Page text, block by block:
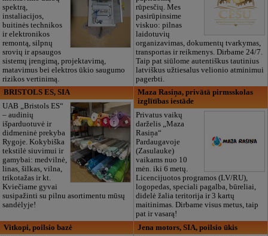
spektrą,
instaliacijos,
buitinės technikos
ir elektronikos
remontą, silpnų
srovių ir apsaugos
sistemų įrengimą, projektavimą,
matavimus bei elektros ūkio saugumo
rizikos vertinimą.
rūpesčių. Mes
pasirūpinsime
viskuo: pilnas
laidotuvių
organizavimas, dokumentų tvarkymas,
transportas ir reikmenys. Dirbame 24/7.
Taip pat siūlome autentiškus tautinius
latviškus užtiesalus velionio atminimui
pagerbti.
BRISTOLS ES, SIA
UAB „Bristols ES“
– audinių
išparduotuvė ir
didmeninė prekyba
Rygoje. Kokybiška
tekstilė siuvimui ir
gamybai: medvilnė,
linas, šilkas, vilna,
trikotažas ir kt.
Kviečiame gyvai
susipažinti su pilnu asortimentu mūsų
sandėlyje!
Maza Rasiņa, privātā pirmsskolas
izglītības iestāde
Privatus vaikų
darželis „Maza
Rasiņa“
Pardaugavoje
(Zasulauke)
vaikams nuo 10
mėn. iki 6 metų.
Licencijuotos programos (LV/RU),
logopedas, speciali pagalba, būreliai,
didelė žalia teritorija ir 3 kartų
maitinimas. Dirbame visus metus, taip
pat ir vasarą!
Vitkopi, poilsio bazė
Jena motors, SIA, poilsio ūkis